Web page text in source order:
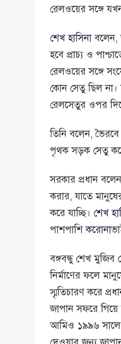
রেলওয়ের সঙ্গে
শেখ হাসিনাবলেন,
হবে প্রাচ্য ও
রেলওয়ের সঙ্গে
কোন সেতু ছিল
রেলসেতুর ওপর
তিনি বলেন,
পৃথক সড়ক সেতু
সরকার প্রধান
করার, যাতে
করে যাচ্ছি। শেখ
পাশপাশিকরোনা
বঙ্গবন্ধু শেখ মুজিব
নির্মাণের ফলে
স্মৃতিচারণ করে
জাপান সফরে গিয়ে
আমিও ১৯৯৬ সালে